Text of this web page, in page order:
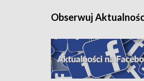
Obserwuj